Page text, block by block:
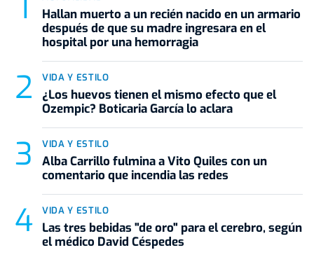
Hallan muerto a un recién nacido en un armario
después de que su madre ingresara en el
hospital por una hemorragia
VIDA Y ESTILO
¿Los huevos tienen el mismo efecto que el
Ozempic? Boticaria García lo aclara
VIDA Y ESTILO
Alba Carrillo fulmina a Vito Quiles con un
comentario que incendia las redes
VIDA Y ESTILO
Las tres bebidas "de oro" para el cerebro, según
el médico David Céspedes